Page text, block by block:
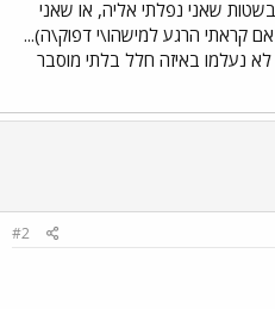
שאני נפלתי אליה, או שאני
קראתי הרגע למישהו\י דפוק\ה)...
נעלמו באיזה חלל בלתי מוסבר
#2